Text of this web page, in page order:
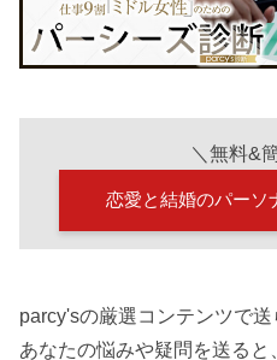
＼無料&
恋愛と結婚のパーソ
parcy'sの厳選コンテンツで
あなたの悩みや疑問を送る